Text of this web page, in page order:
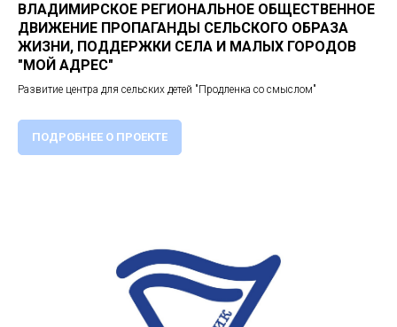
ВЛАДИМИРСКОЕ РЕГИОНАЛЬНОЕ ОБЩЕСТВЕННОЕ
ДВИЖЕНИЕ ПРОПАГАНДЫ СЕЛЬСКОГО ОБРАЗА
ЖИЗНИ, ПОДДЕРЖКИ СЕЛА И МАЛЫХ ГОРОДОВ
"МОЙ АДРЕС"
Развитие центра для сельских детей "Продленка со смыслом"
ПОДРОБНЕЕ О ПРОЕКТЕ